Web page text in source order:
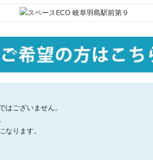
ございません。
ります。